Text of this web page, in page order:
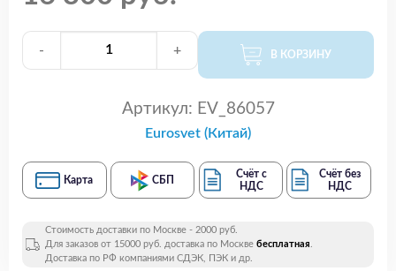
- + В КОРЗИНУ
Артикул: EV_86057
Eurosvet (Китай)
Карта СБП
Счёт с
НДС
Счёт без
НДС
Стоимость доставки по Москве - 2000 руб.
Для заказов от 15000 руб. доставка по Москве бесплатная.
Доставка по РФ компаниями СДЭК, ПЭК и др.